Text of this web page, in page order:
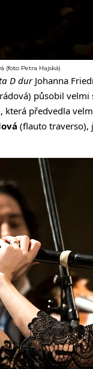
(foto Petra Hajská)
D durJohanna
působil
, která předvedla
(flauto traverso),